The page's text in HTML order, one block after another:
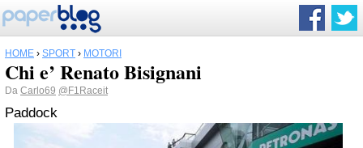
HOME › SPORT › MOTORI
Chi e’ Renato Bisignani
Da Carlo69 @F1Raceit
Paddock